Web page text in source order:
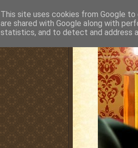
This site uses cookies from Google
are shared with Google along with
statistics, and to detect and address